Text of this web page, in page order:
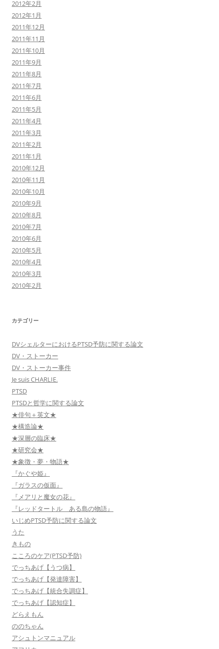
2012年2月
2012年1月
2011年12月
2011年11月
2011年10月
2011年9月
2011年8月
2011年7月
2011年6月
2011年5月
2011年4月
2011年3月
2011年2月
2011年1月
2010年12月
2010年11月
2010年10月
2010年9月
2010年8月
2010年7月
2010年6月
2010年5月
2010年4月
2010年3月
2010年2月
カテゴリー
DVシェルターにおけるPTSD予防に関する論文
DV・ストーカー
DV・ストーカー事件
Je suis CHARLIE.
PTSD
PTSDと哲学に関する論文
★俳句＋英文★
★構造論★
★深層の臨床★
★研究会★
★象徴・夢・物語★
『かぐや姫』
『ガラスの仮面』
『メアリと魔女の花』
『レッドタートル ある島の物語』
いじめPTSD予防に関する論文
うた
きもの
こころのケア(PTSD予防)
でっちあげ【うつ病】
でっちあげ【発達障害】
でっちあげ【統合失調症】
でっちあげ【認知症】
どらえもん
ののちゃん
アシュトンマニュアル